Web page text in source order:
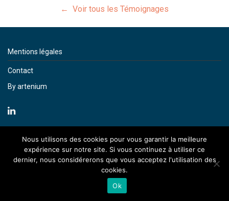
← Voir tous les Témoignages
Mentions légales
Contact
By artenium
Nous utilisons des cookies pour vous garantir la meilleure
expérience sur notre site. Si vous continuez à utiliser ce
dernier, nous considérerons que vous acceptez l'utilisation des
cookies.
Ok